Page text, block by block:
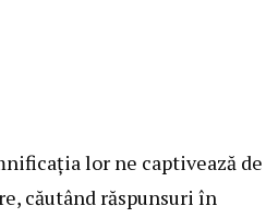
lor ne captivează de
căutând răspunsuri în